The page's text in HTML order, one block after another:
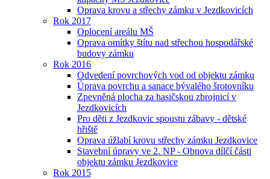
Oprava krovu a střechy zámku v Jezdkovicích
Rok 2017
Oplocení areálu MŠ
Oprava omítky štítu nad střechou hospodářské
budovy zámku
Rok 2016
Odvedení povrchových vod od objektu zámku
Úprava povrchu a sanace bývalého šrotovníku
Zpevněná plocha za hasičskou zbrojnicí v
Jezdkovicích
Pro děti z Jezdkovic spoustu zábavy - dětské
hřiště
Oprava úžlabí krovu střechy zámku Jezdkovice
Stavební úpravy ve 2. NP - Obnova dílčí části
objektu zámku Jezdkovice
Rok 2015